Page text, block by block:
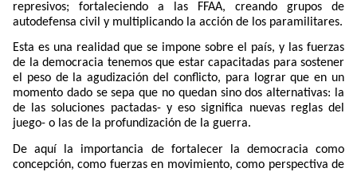
represivos; fortaleciendo a las FFAA, creando grupos de
autodefensa civil y multiplicando la acción de los paramilitares.
Esta es una realidad que se impone sobre el país, y las fuerzas
de la democracia tenemos que estar capacitadas para sostener
el peso de la agudización del conflicto, para lograr que en un
momento dado se sepa que no quedan sino dos alternativas: la
de las soluciones pactadas- y eso significa nuevas reglas del
juego- o las de la profundización de la guerra.
De aquí la importancia de fortalecer la democracia como
concepción, como fuerzas en movimiento, como perspectiva de